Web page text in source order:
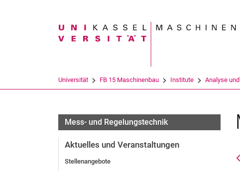
Suchbegriff
Universität FB 15 Maschinenbau Institute Analyse
Mess- und Regelungstechnik
Aktuelles und Veranstaltungen
Stellenangebote